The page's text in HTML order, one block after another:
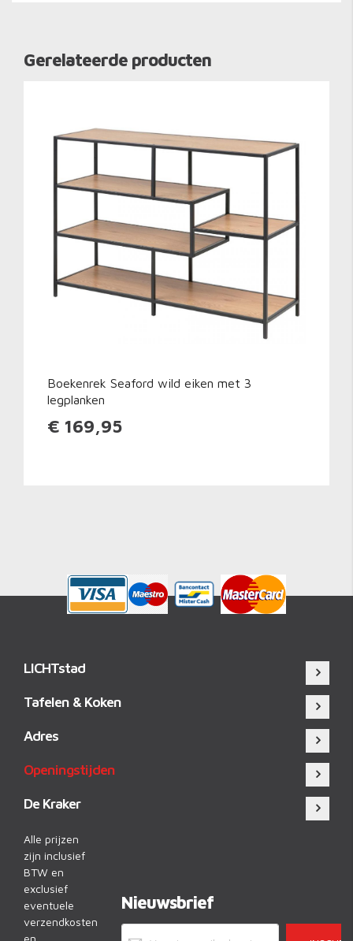
Gerelateerde producten
Boekenrek Seaford wild eiken met 3
legplanken
€ 169,95
LICHTstad
Tafelen & Koken
Adres
Openingstijden
De Kraker
Alle prijzen
zijn inclusief
BTW en
exclusief
eventuele
verzendkosten
en
Nieuwsbrief